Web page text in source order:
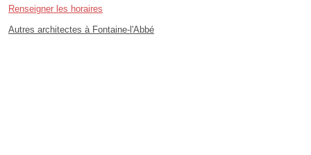
Renseigner les horaires
Autres architectes à Fontaine-l'Abbé